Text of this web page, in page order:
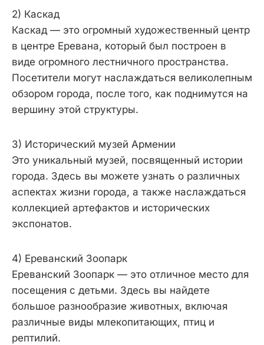
2) Каскад
Каскад — это огромный художественный центр
в центре Еревана, который был построен в
виде огромного лестничного пространства.
Посетители могут наслаждаться великолепным
обзором города, после того, как поднимутся на
вершину этой структуры.
3) Исторический музей Армении
Это уникальный музей, посвященный истории
города. Здесь вы можете узнать о различных
аспектах жизни города, а также наслаждаться
коллекцией артефактов и исторических
экспонатов.
4) Ереванский Зоопарк
Ереванский Зоопарк — это отличное место для
посещения с детьми. Здесь вы найдете
большое разнообразие животных, включая
различные виды млекопитающих, птиц и
рептилий.